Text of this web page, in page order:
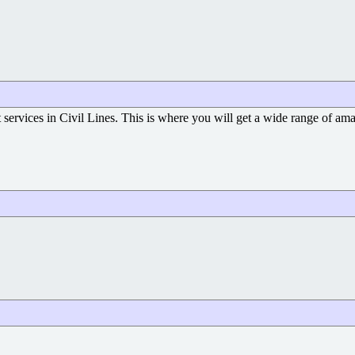
in Civil Lines. This is where you will get a wide range of